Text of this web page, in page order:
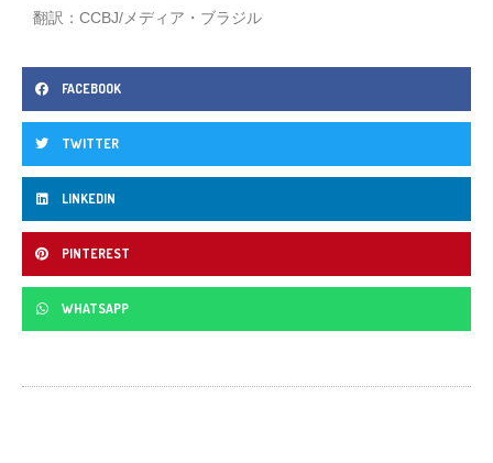
翻訳：CCBJ/メディア・ブラジル
FACEBOOK
TWITTER
LINKEDIN
PINTEREST
WHATSAPP